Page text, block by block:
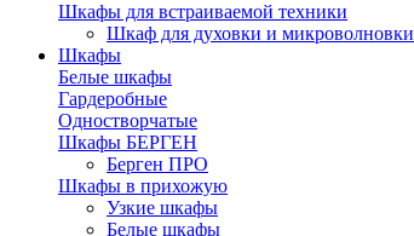
Шкафы для встраиваемой техники
Шкаф для духовки и микроволновки
Шкафы
Белые шкафы
Гардеробные
Одностворчатые
Шкафы БЕРГЕН
Берген ПРО
Шкафы в прихожую
Узкие шкафы
Белые шкафы